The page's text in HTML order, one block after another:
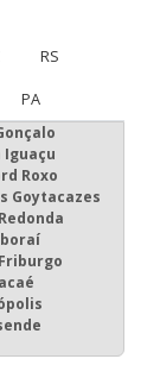
RS
PA
Iguaçu
Roxo
Goytacazes